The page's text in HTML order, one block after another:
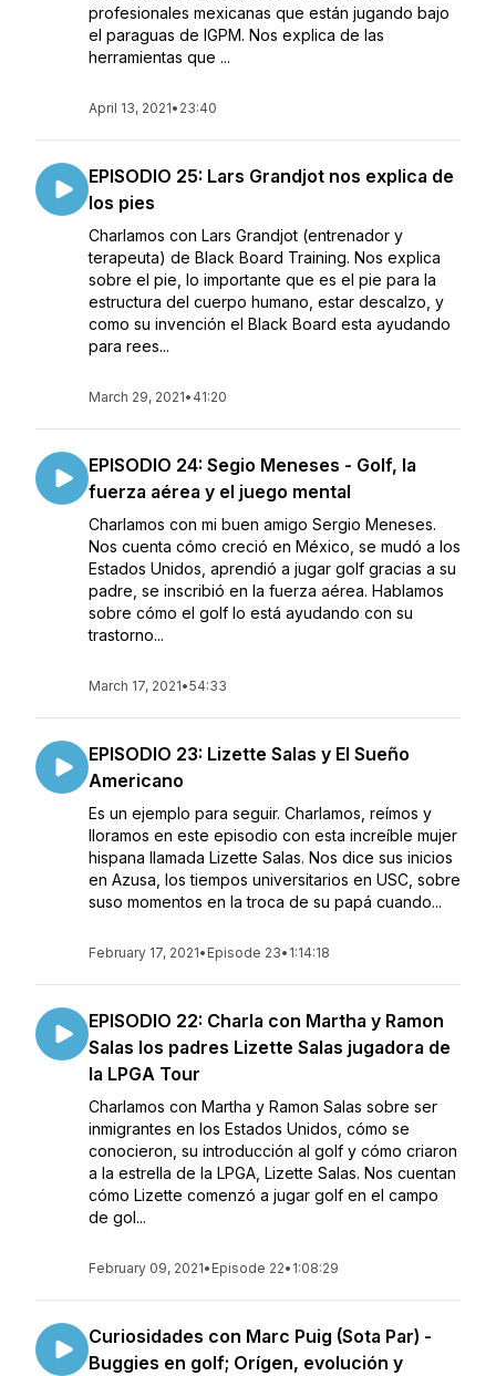
profesionales mexicanas que están jugando bajo
el paraguas de IGPM. Nos explica de las
herramientas que ...
April 13, 2021• 23:40
EPISODIO 25: Lars Grandjot nos explica de
los pies
Charlamos con Lars Grandjot (entrenador y
terapeuta) de Black Board Training. Nos explica
sobre el pie, lo importante que es el pie para la
estructura del cuerpo humano, estar descalzo, y
como su invención el Black Board esta ayudando
para rees...
March 29, 2021• 41:20
EPISODIO 24: Segio Meneses - Golf, la
fuerza aérea y el juego mental
Charlamos con mi buen amigo Sergio Meneses.
Nos cuenta cómo creció en México, se mudó a los
Estados Unidos, aprendió a jugar golf gracias a su
padre, se inscribió en la fuerza aérea. Hablamos
sobre cómo el golf lo está ayudando con su
trastorno...
March 17, 2021•54:33
EPISODIO 23: Lizette Salas y El Sueño
Americano
Es un ejemplo para seguir. Charlamos, reímos y
lloramos en este episodio con esta increíble mujer
hispana llamada Lizette Salas. Nos dice sus inicios
en Azusa, los tiempos universitarios en USC, sobre
suso momentos en la troca de su papá cuando...
February 17, 2021• Episode 23• 1:14:18
EPISODIO 22: Charla con Martha y Ramon
Salas los padres Lizette Salas jugadora de
la LPGA Tour
Charlamos con Martha y Ramon Salas sobre ser
inmigrantes en los Estados Unidos, cómo se
conocieron, su introducción al golf y cómo criaron
a la estrella de la LPGA, Lizette Salas. Nos cuentan
cómo Lizette comenzó a jugar golf en el campo
de gol...
February 09, 2021• Episode 22• 1:08:29
Curiosidades con Marc Puig (Sota Par) -
Buggies en golf; Orígen, evolución y